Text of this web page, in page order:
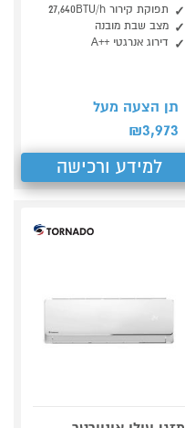
תפוקת קירור 27,640BTU/h
מצב שבת מובנה
דירוג אנרגטי ++A
תן הצעה מעל
₪3,973
למידע ורכישה